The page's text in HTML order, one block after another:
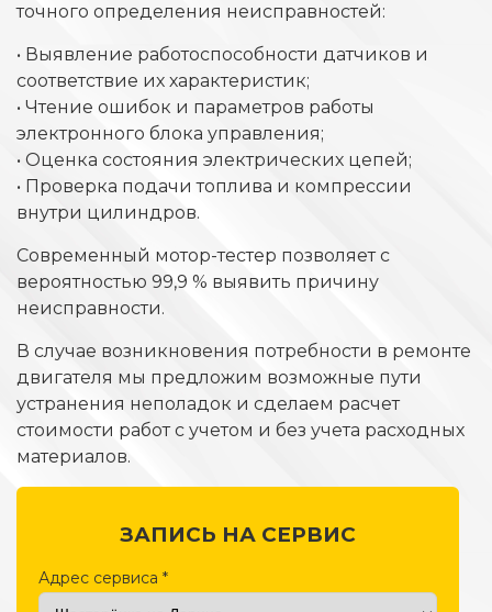
ЗАПИСЬ НА СЕРВИС
Адрес сервиса *
точного определения неисправностей:
• Выявление работоспособности датчиков и
соответствие их характеристик;
• Чтение ошибок и параметров работы
электронного блока управления;
• Оценка состояния электрических цепей;
• Проверка подачи топлива и компрессии
внутри цилиндров.
Cовременный мотор-тестер позволяет с
вероятностью 99,9 % выявить причину
неисправности.
В случае возникновения потребности в ремонте
двигателя мы предложим возможные пути
устранения неполадок и сделаем расчет
стоимости работ с учетом и без учета расходных
материалов.